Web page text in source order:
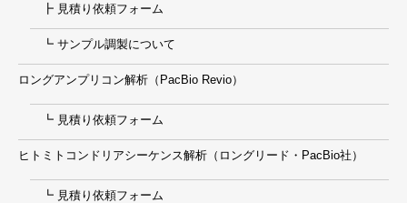
┣ 見積り依頼フォーム
┗ サンプル調製について
ロングアンプリコン解析（PacBio Revio）
┗ 見積り依頼フォーム
ヒトミトコンドリアシーケンス解析（ロングリード・PacBio社）
┗ 見積り依頼フォーム